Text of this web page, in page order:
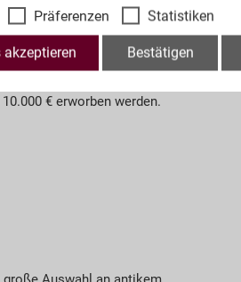
ca. 6,94ct) besetzt, die rundum von
fasst das Collier ca. 309 Diamanten
sich ein abnehmbares
10.000 € erworben werden.
Präferenzen Statistiken
akzeptieren Bestätigen